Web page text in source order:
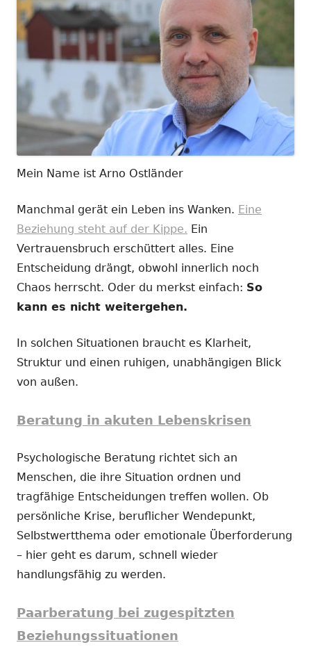
Mein Name ist Arno Ostländer
Manchmal gerät ein Leben ins Wanken. Eine
Beziehung steht auf der Kippe. Ein
Vertrauensbruch erschüttert alles. Eine
Entscheidung drängt, obwohl innerlich noch
Chaos herrscht. Oder du merkst einfach: So
kann es nicht weitergehen.
In solchen Situationen braucht es Klarheit,
Struktur und einen ruhigen, unabhängigen Blick
von außen.
Beratung in akuten Lebenskrisen
Psychologische Beratung richtet sich an
Menschen, die ihre Situation ordnen und
tragfähige Entscheidungen treffen wollen. Ob
persönliche Krise, beruflicher Wendepunkt,
Selbstwertthema oder emotionale Überforderung
– hier geht es darum, schnell wieder
handlungsfähig zu werden.
Paarberatung bei zugespitzten
Beziehungssituationen